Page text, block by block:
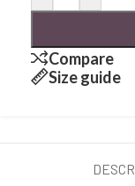
Compare
Size guide